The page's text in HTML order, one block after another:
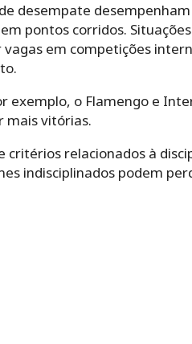
desempate
pontos corridos.
vagas em competições
exemplo, o Flamengo e
vitórias.
critérios relacionados à
indisciplinados podem